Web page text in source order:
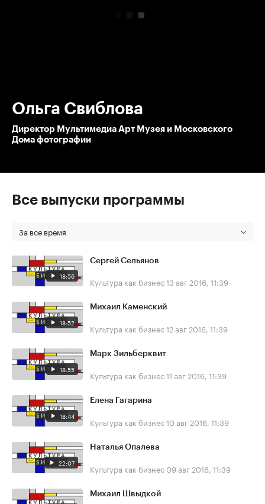
Ольга Свиблова
Директор Мультимедиа Арт Музея и Московского
Дома фотографии
Все выпуски программы
За все время
18:56
Сергей Сельянов
Культура как бизнес13 авг 2016, 11:39
18:52
Михаил Каменский
Культура как бизнес12 авг 2016, 11:39
18:55
Марк Зильберквит
Культура как бизнес11 авг 2016, 11:39
18:44
Елена Гагарина
Культура как бизнес10 авг 2016, 11:39
22:07
Наталья Опалева
Культура как бизнес 09 авг 2016, 11:39
Михаил Швыдкой